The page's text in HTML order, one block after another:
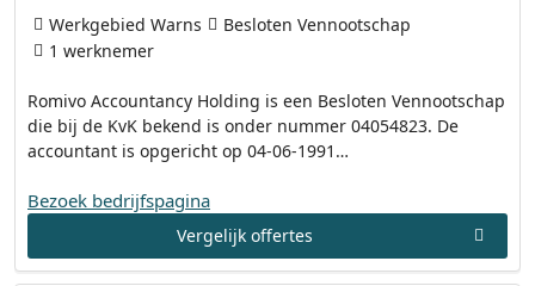
Romivo Accountancy Holding is een Besloten Vennootschap
die bij de KvK bekend is onder nummer 04054823. De
accountant is opgericht op 04-06-1991…
Werkgebied Warns
Besloten Vennootschap
1 werknemer
Bezoek bedrijfspagina
Vergelijk offertes